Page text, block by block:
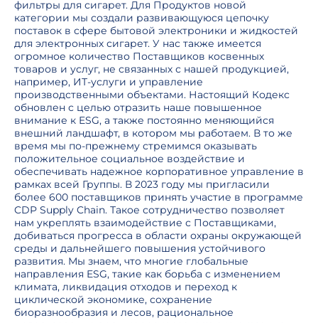
фильтры для сигарет. Для Продуктов новой
категории мы создали развивающуюся цепочку
поставок в сфере бытовой электроники и жидкостей
для электронных сигарет. У нас также имеется
огромное количество Поставщиков косвенных
товаров и услуг, не связанных с нашей продукцией,
например, ИТ-услуги и управление
производственными объектами. Настоящий Кодекс
обновлен с целью отразить наше повышенное
внимание к ESG, а также постоянно меняющийся
внешний ландшафт, в котором мы работаем. В то же
время мы по-прежнему стремимся оказывать
положительное социальное воздействие и
обеспечивать надежное корпоративное управление в
рамках всей Группы. В 2023 году мы пригласили
более 600 поставщиков принять участие в программе
CDP Supply Chain. Такое сотрудничество позволяет
нам укреплять взаимодействие с Поставщиками,
добиваться прогресса в области охраны окружающей
среды и дальнейшего повышения устойчивого
развития. Мы знаем, что многие глобальные
направления ESG, такие как борьба с изменением
климата, ликвидация отходов и переход к
циклической экономике, сохранение
биоразнообразия и лесов, рациональное